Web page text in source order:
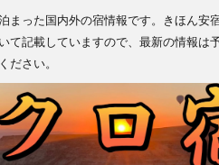
まった国内外の宿情報です。きほん安
て記載していますので、最新の情報は
ださい。